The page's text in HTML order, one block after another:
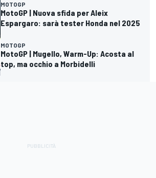
MOTOGP
MotoGP | Nuova sfida per Aleix
Espargaro: sarà tester Honda nel 2025
MOTOGP
MotoGP | Mugello, Warm-Up: Acosta al
top, ma occhio a Morbidelli